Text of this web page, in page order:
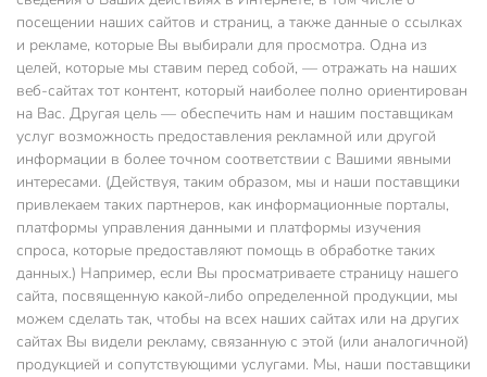
посещении наших сайтов и страниц, а также данные о ссылках
и рекламе, которые Вы выбирали для просмотра. Одна из
целей, которые мы ставим перед собой, — отражать на наших
веб-сайтах тот контент, который наиболее полно ориентирован
на Вас. Другая цель — обеспечить нам и нашим поставщикам
услуг возможность предоставления рекламной или другой
информации в более точном соответствии с Вашими явными
интересами. (Действуя, таким образом, мы и наши поставщики
привлекаем таких партнеров, как информационные порталы,
платформы управления данными и платформы изучения
спроса, которые предоставляют помощь в обработке таких
данных.) Например, если Вы просматриваете страницу нашего
сайта, посвященную какой-либо определенной продукции, мы
можем сделать так, чтобы на всех наших сайтах или на других
сайтах Вы видели рекламу, связанную с этой (или аналогичной)
продукцией и сопутствующими услугами. Мы, наши поставщики